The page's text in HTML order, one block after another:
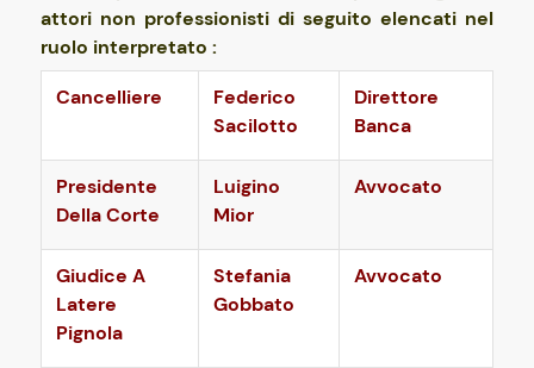
attori non professionisti di seguito elencati nel
ruolo interpretato :
Cancelliere
Federico
Sacilotto
Direttore
Banca
Presidente
Della Corte
Luigino
Mior
Avvocato
Giudice A
Latere
Pignola
Stefania
Gobbato
Avvocato